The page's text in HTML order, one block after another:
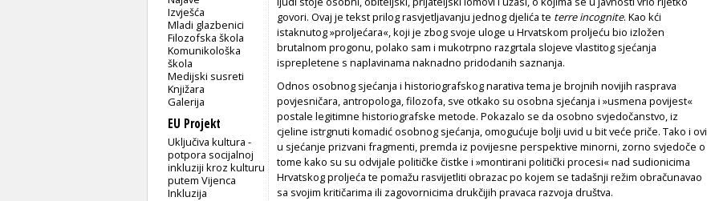
Izvješća
Mladi glazbenici
Filozofska škola
Komunikološka
škola
Medijski susreti
Knjižara
Galerija
EU Projekt
Uključiva kultura -
potpora socijalnoj
inkluziji kroz kulturu
putem Vijenca
Inkluzija
govori. Ovaj je tekst prilog rasvjetljavanju jednog djelića te terre incognite. Kao kći
istaknutog »proljećara«, koji je zbog svoje uloge u Hrvatskom proljeću bio izložen
brutalnom progonu, polako sam i mukotrpno razgrtala slojeve vlastitog sjećanja
isprepletene s naplavinama naknadno pridodanih saznanja.
Odnos osobnog sjećanja i historiografskog narativa tema je brojnih novijih rasprava
povjesničara, antropologa, filozofa, sve otkako su osobna sjećanja i »usmena povijest«
postale legitimne historiografske metode. Pokazalo se da osobno svjedočanstvo, iz
cjeline istrgnuti komadić osobnog sjećanja, omogućuje bolji uvid u bit veće priče. Tako i ovi
u sjećanje prizvani fragmenti, premda iz povijesne perspektive minorni, zorno svjedoče o
tome kako su su odvijale političke čistke i »montirani politički procesi« nad sudionicima
Hrvatskog proljeća te pomažu rasvijetliti obrazac po kojem se tadašnji režim obračunavao
sa svojim kritičarima ili zagovornicima drukčijih pravaca razvoja društva.